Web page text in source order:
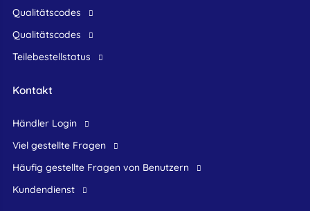
Qualitätscodes
Qualitätscodes
Teilebestellstatus
Kontakt
Händler Login
Viel gestellte Fragen
Häufig gestellte Fragen von Benutzern
Kundendienst